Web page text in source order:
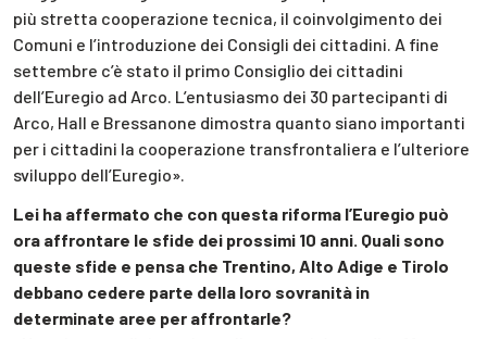
più stretta cooperazione tecnica, il coinvolgimento dei
Comuni e l’introduzione dei Consigli dei cittadini. A fine
settembre c’è stato il primo Consiglio dei cittadini
dell’Euregio ad Arco. L’entusiasmo dei 30 partecipanti di
Arco, Hall e Bressanone dimostra quanto siano importanti
per i cittadini la cooperazione transfrontaliera e l’ulteriore
sviluppo dell’Euregio».
Lei ha affermato che con questa riforma l’Euregio può
ora affrontare le sfide dei prossimi 10 anni. Quali sono
queste sfide e pensa che Trentino, Alto Adige e Tirolo
debbano cedere parte della loro sovranità in
determinate aree per affrontarle?